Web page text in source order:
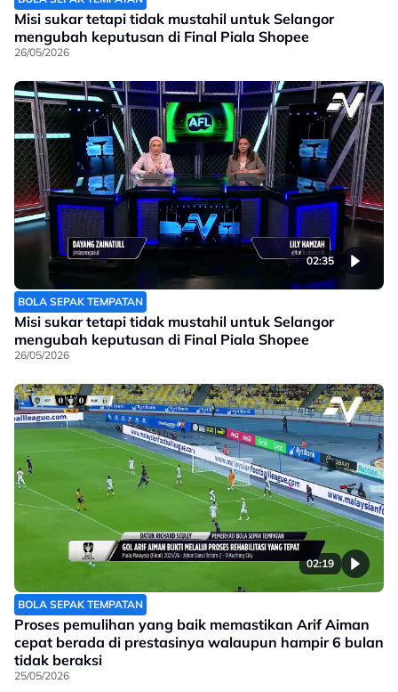
Misi sukar tetapi tidak mustahil untuk Selangor
mengubah keputusan di Final Piala Shopee
26/05/2026
02:35
BOLA SEPAK TEMPATAN
Misi sukar tetapi tidak mustahil untuk Selangor
mengubah keputusan di Final Piala Shopee
26/05/2026
02:19
BOLA SEPAK TEMPATAN
Proses pemulihan yang baik memastikan Arif Aiman
cepat berada di prestasinya walaupun hampir 6 bulan
tidak beraksi
25/05/2026